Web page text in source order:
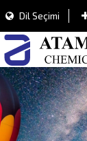
Dil Seçimi